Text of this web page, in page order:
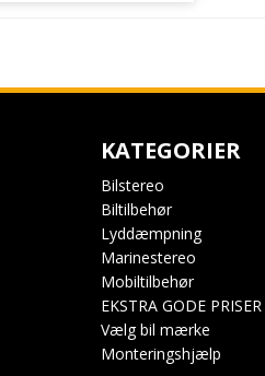
KATEGORIER
Bilstereo
Biltilbehør
Lyddæmpning
Marinestereo
Mobiltilbehør
EKSTRA GODE PRISER
Vælg bil mærke
Monteringshjælp